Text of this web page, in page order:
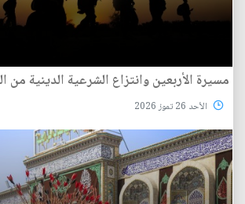
مسيرة الأربعين وانتزاع الشرعية الدينية من
الأحد 26 تموز 2026